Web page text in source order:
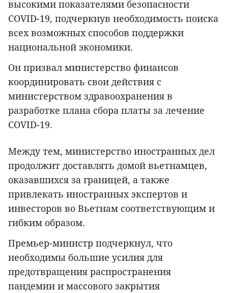
высокими показателями безопасности
COVID-19, подчеркнув необходимость поиска
всех возможных способов поддержки
национальной экономики.
Он призвал министерство финансов
координировать свои действия с
министерством здравоохранения в
разработке плана сбора платы за лечение
COVID-19.
Между тем, министерство иностранных дел
продолжит доставлять домой вьетнамцев,
оказавшихся за границей, а также
привлекать иностранных экспертов и
инвесторов во Вьетнам соответствующим и
гибким образом.
Премьер-министр подчеркнул, что
необходимы большие усилия для
предотвращения распространения
пандемии и массового закрытия